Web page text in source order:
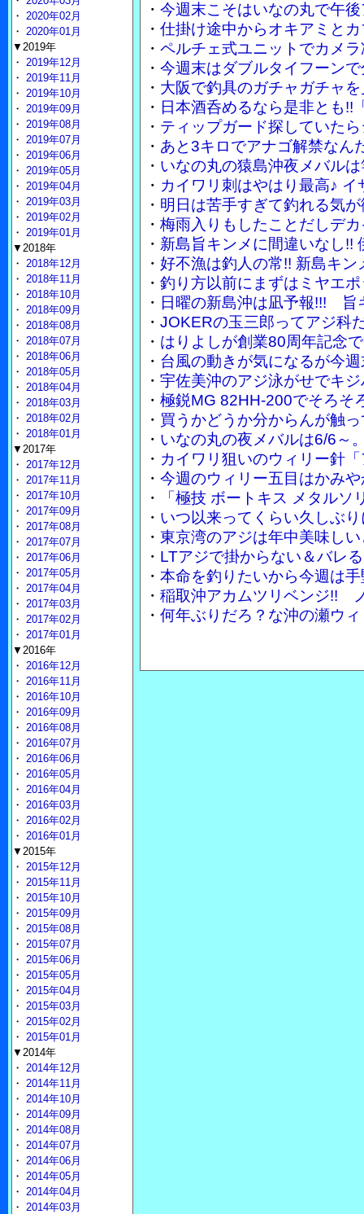
・ 今週末こそはいなの丸で午
・ 仕掛け途中からオキアミと
・ ペルチェ式ユニットでカメ
・ 今週末はダブルタイフーン
・ 大阪で釣具のガチャガチャ
・ 日本酒呑めるなら是非とも!!
・ ティップガード探していた
・ あと3キロでアナゴ解禁なん
・ いなの丸の猿島沖夜メバル
・ カイワリ刺はやはり最高♪
・ 明日は苦手すぎて釣れる気
・ 梅雨入りもしたことだしデ
・ 新島旨キンメに間違いなし!!
・ 好不漁は釣人の常!! 新島キ
・ 釣り方以前にまずはミヤエ
・ 日曜の新島沖は凪予報!!! 旨
・ JOKERの玉三郎ってアジ科
・ はりよしが創業80周年記念
・ 台風の動きが気になるが今
・ 宇佐美沖のアジ泳がせでキ
・ 極鋭MG 82HH-200でそろそ
・ 買うかどうか分からんが触
・ いなの丸の夜メバルは6/6～
・ カイワリ狙いのウィリー針
・ 今週のウィリー五目はかみ
・
「極技 ボートキス メタル
・ いつ以来ってくらい久しぶ
・ 東京湾のアジは年中美味し
・ LTアジで掛からない＆バレ
・ 本命を釣りたいから今週は
・ 稲取沖アカムツリベンジ!!
・ 何年ぶりだろ？な沖の瀬ウ
・ 2020年02月
・ 2020年01月
▼2019年
・ 2019年12月
・ 2019年11月
・ 2019年10月
・ 2019年09月
・ 2019年08月
・ 2019年07月
・ 2019年06月
・ 2019年05月
・ 2019年04月
・ 2019年03月
・ 2019年02月
・ 2019年01月
▼2018年
・ 2018年12月
・ 2018年11月
・ 2018年10月
・ 2018年09月
・ 2018年08月
・ 2018年07月
・ 2018年06月
・ 2018年05月
・ 2018年04月
・ 2018年03月
・ 2018年02月
・ 2018年01月
▼2017年
・ 2017年12月
・ 2017年11月
・ 2017年10月
・ 2017年09月
・ 2017年08月
・ 2017年07月
・ 2017年06月
・ 2017年05月
・ 2017年04月
・ 2017年03月
・ 2017年02月
・ 2017年01月
▼2016年
・ 2016年12月
・ 2016年11月
・ 2016年10月
・ 2016年09月
・ 2016年08月
・ 2016年07月
・ 2016年06月
・ 2016年05月
・ 2016年04月
・ 2016年03月
・ 2016年02月
・ 2016年01月
▼2015年
・ 2015年12月
・ 2015年11月
・ 2015年10月
・ 2015年09月
・ 2015年08月
・ 2015年07月
・ 2015年06月
・ 2015年05月
・ 2015年04月
・ 2015年03月
・ 2015年02月
・ 2015年01月
▼2014年
・ 2014年12月
・ 2014年11月
・ 2014年10月
・ 2014年09月
・ 2014年08月
・ 2014年07月
・ 2014年06月
・ 2014年05月
・ 2014年04月
・ 2014年03月